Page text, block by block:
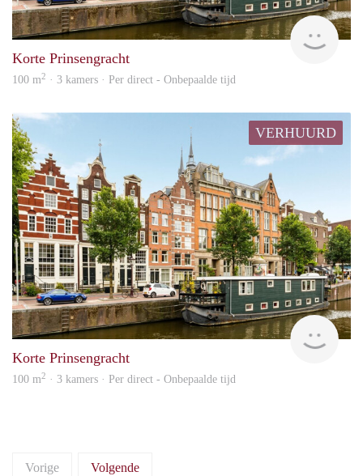
Korte Prinsengracht
100 m2 · 3 kamers · Per direct - Onbepaalde tijd
VERHUURD
Korte Prinsengracht
100 m2 · 3 kamers · Per direct - Onbepaalde tijd
Vorige Volgende